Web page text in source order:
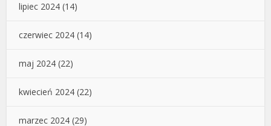
lipiec 2024 (14)
czerwiec 2024 (14)
maj 2024 (22)
kwiecień 2024 (22)
marzec 2024 (29)